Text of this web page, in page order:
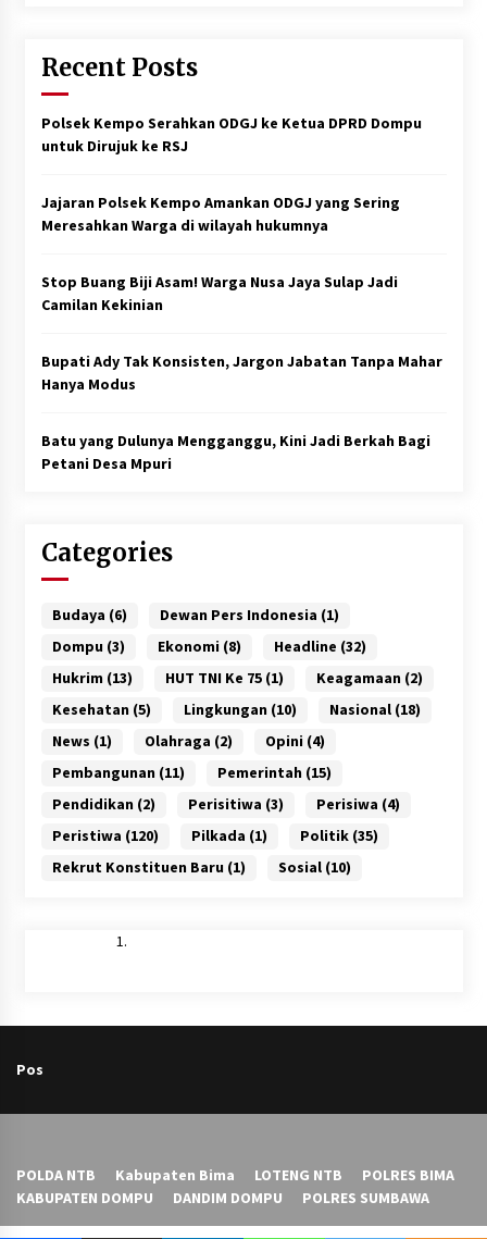
Recent Posts
Polsek Kempo Serahkan ODGJ ke Ketua DPRD Dompu
untuk Dirujuk ke RSJ
Jajaran Polsek Kempo Amankan ODGJ yang Sering
Meresahkan Warga di wilayah hukumnya
Stop Buang Biji Asam! Warga Nusa Jaya Sulap Jadi
Camilan Kekinian
Bupati Ady Tak Konsisten, Jargon Jabatan Tanpa Mahar
Hanya Modus
Batu yang Dulunya Mengganggu, Kini Jadi Berkah Bagi
Petani Desa Mpuri
Categories
Budaya (6) Dewan Pers Indonesia (1)
Dompu (3) Ekonomi (8) Headline (32)
Hukrim (13) HUT TNI Ke 75(1) Keagamaan (2)
Kesehatan (5) Lingkungan (10) Nasional(18)
News (1) Olahraga (2) Opini (4)
Pembangunan (11) Pemerintah (15)
Pendidikan (2) Perisitiwa (3) Perisiwa (4)
Peristiwa (120) Pilkada (1) Politik(35)
Rekrut Konstituen Baru (1) Sosial(10)
Pos
POLDA NTB Kabupaten Bima LOTENG NTB
POLRES BIMA
KABUPATEN DOMPU
DANDIM DOMPU POLRES SUMBAWA